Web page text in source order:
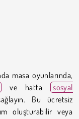
masa oyunlarında,
ve hatta sosyal
Bu ücretsiz
oluşturabilir veya